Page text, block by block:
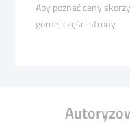
Aby poznać ceny
górnej części strony.